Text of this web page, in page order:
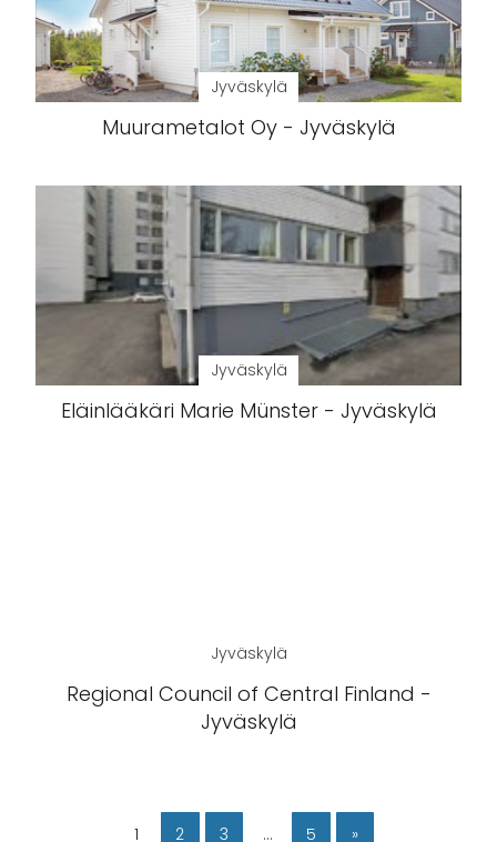
Jyväskylä
Muurametalot Oy - Jyväskylä
Jyväskylä
Eläinlääkäri Marie Münster - Jyväskylä
Jyväskylä
Regional Council of Central Finland -
Jyväskylä
1 2 3 … 5 »